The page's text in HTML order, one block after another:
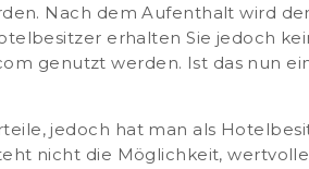
Nach dem Aufenthalt wird
erhalten Sie jedoch
genutzt werden. Ist das nun
jedoch hat man als
nicht die Möglichkeit, wertvolle